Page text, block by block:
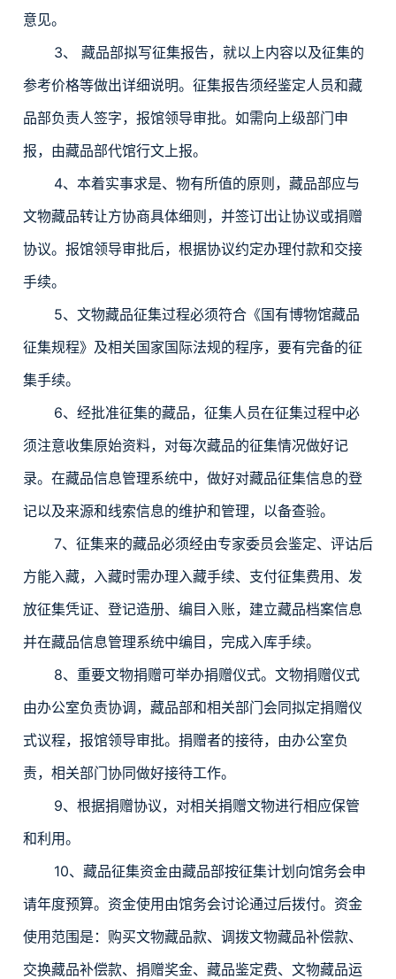
意见。
3、 藏品部拟写征集报告，就以上内容以及征集的
参考价格等做出详细说明。征集报告须经鉴定人员和藏
品部负责人签字，报馆领导审批。如需向上级部门申
报，由藏品部代馆行文上报。
4、本着实事求是、物有所值的原则，藏品部应与
文物藏品转让方协商具体细则，并签订出让协议或捐赠
协议。报馆领导审批后，根据协议约定办理付款和交接
手续。
5、文物藏品征集过程必须符合《国有博物馆藏品
征集规程》及相关国家国际法规的程序，要有完备的征
集手续。
6、经批准征集的藏品，征集人员在征集过程中必
须注意收集原始资料，对每次藏品的征集情况做好记
录。在藏品信息管理系统中，做好对藏品征集信息的登
记以及来源和线索信息的维护和管理，以备查验。
7、征集来的藏品必须经由专家委员会鉴定、评诂后
方能入藏，入藏时需办理入藏手续、支付征集费用、发
放征集凭证、登记造册、编目入账，建立藏品档案信息
并在藏品信息管理系统中编目，完成入库手续。
8、重要文物捐赠可举办捐赠仪式。文物捐赠仪式
由办公室负责协调，藏品部和相关部门会同拟定捐赠仪
式议程，报馆领导审批。捐赠者的接待，由办公室负
责，相关部门协同做好接待工作。
9、根据捐赠协议，对相关捐赠文物进行相应保管
和利用。
10、藏品征集资金由藏品部按征集计划向馆务会申
请年度预算。资金使用由馆务会讨论通过后拨付。资金
使用范围是：购买文物藏品款、调拨文物藏品补偿款、
交换藏品补偿款、捐赠奖金、藏品鉴定费、文物藏品运